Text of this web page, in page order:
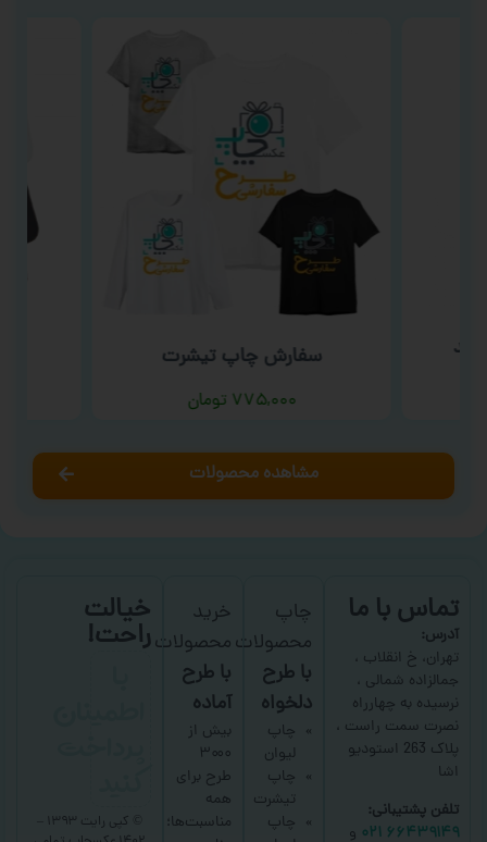
سفارش چاپ تیشرت
۷۷۵,۰۰۰ تومان
مشاهده محصولات
تماس با ما
آدرس:
تهران، خ انقلاب ،
جمالزاده شمالی ،
نرسیده به چهارراه
نصرت سمت راست ،
پلاک 263 استودیو
اشا
تلفن پشتیبانی:
۶۶۴۳۹۱۴۹ ۰۲۱
و
چاپ
محصولات
با طرح
دلخواه
چاپ
لیوان
چاپ
تیشرت
چاپ
خرید
محصولات
با طرح
آماده
بیش از
۳۰۰۰
طرح برای
همه
مناسبت‌ها؛
خیالت
راحت!